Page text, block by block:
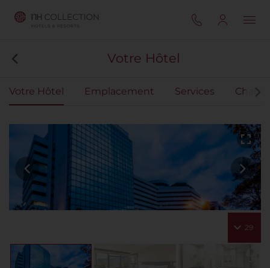
Votre Hôtel
Votre Hôtel Emplacement Services
29